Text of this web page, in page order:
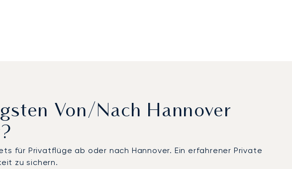
Von/nach Hannover
für Privatflüge ab oder nach Hannover. Ein erfahrener Private
zu sichern.